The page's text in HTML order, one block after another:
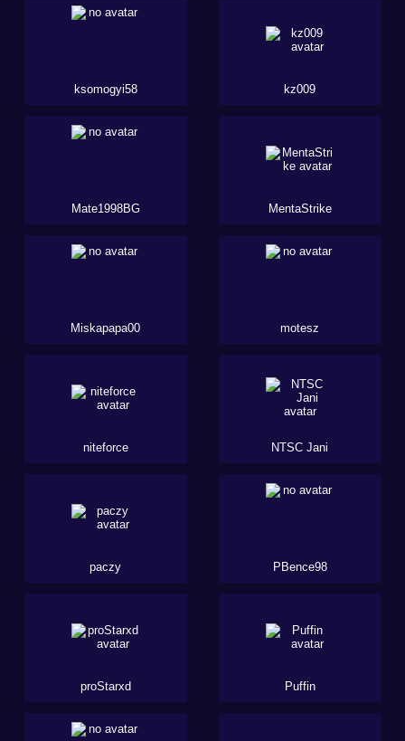
ksomogyi58 kz009
Mate1998BG MentaStrike
Miskapapa00 motesz
niteforce NTSC Jani
paczy PBence98
proStarxd Puffin